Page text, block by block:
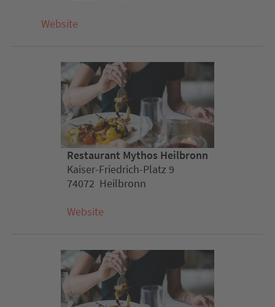
Website
Restaurant Mythos Heilbronn
Kaiser-Friedrich-Platz 9
74072 Heilbronn
Website